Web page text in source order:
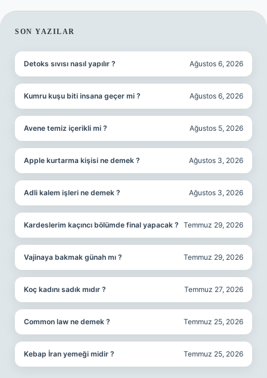
SIDEBAR
SON YAZILAR
Detoks sıvısı nasıl yapılır ? Ağustos 6, 2026
Kumru kuşu biti insana geçer mi ? Ağustos 6, 2026
Avene temiz içerikli mi ? Ağustos 5, 2026
Apple kurtarma kişisi ne demek ? Ağustos 3, 2026
Adli kalem işleri ne demek ? Ağustos 3, 2026
Kardeslerim kaçıncı bölümde final yapacak ? Temmuz 29, 2026
Vajinaya bakmak günah mı ? Temmuz 29, 2026
Koç kadını sadık mıdır ? Temmuz 27, 2026
Common law ne demek ? Temmuz 25, 2026
Kebap İran yemeği midir ? Temmuz 25, 2026